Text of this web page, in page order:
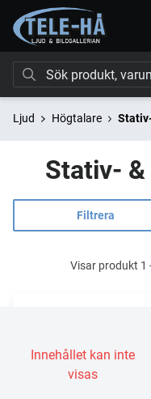
Ljud Högtalare
Stativ-
Filtrera
Visar produkt 1
Innehållet kan inte
visas